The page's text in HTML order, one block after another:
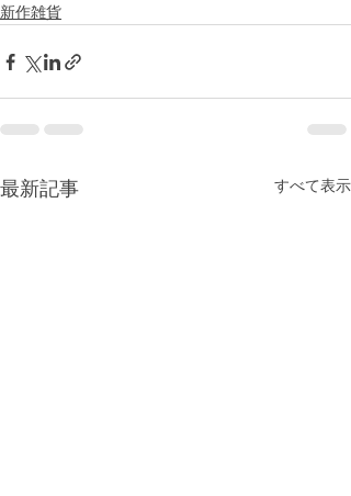
新作雑貨
最新記事 すべて表示